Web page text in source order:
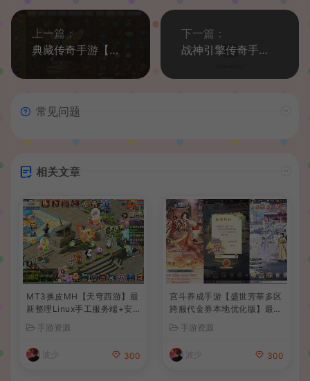
上一篇：
典藏传奇手游【一刀流之唐人传奇】最新整理win系特色服务端+安卓苹果双端+运营后台+详细搭建教程
下一篇：
战神引擎传奇手游【单职业笑傲江湖第二季升级版】最新整理WIN系特色服务端+安卓苹果双端+GM后台+详细搭建教程
常见问题
相关文章
MT3换皮MH【天穹西游】最
新整理Linux手工服务端+安
建教程+全套源码+视频教程
手游资源
波少 300
宫斗养成手游【盛世芳華多区
跨服代金券本地优化版】最新
手工服务端+CDK授权后台
+安卓+详细搭建教程
手游资源
波少 300